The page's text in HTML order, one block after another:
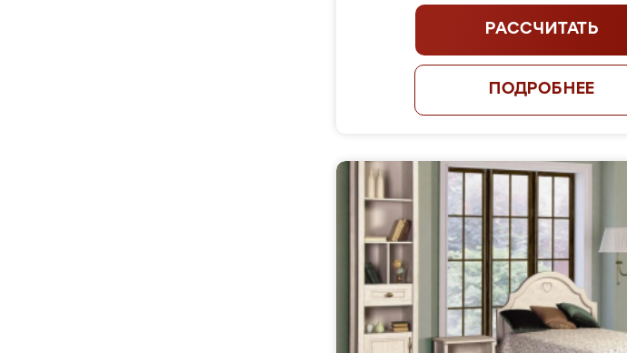
РАССЧИТАТЬ
ПОДРОБНЕЕ